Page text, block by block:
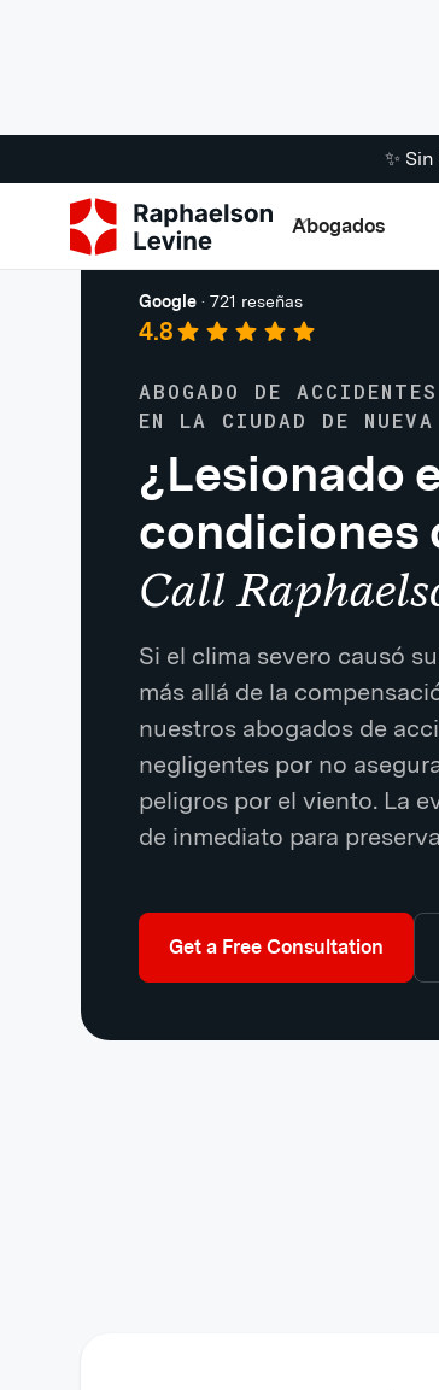
✨
Abogados
Accidentes en la construcción
Google · 721 reseñas
4.8
ABOGADO DE
EN LA CIUDAD DE NUEVA
¿Lesionado
condiciones
Call
Si el clima severo causó
más allá de la
nuestros abogados de
negligentes por no
peligros por el viento. La
de inmediato para
Get a Free Consultation